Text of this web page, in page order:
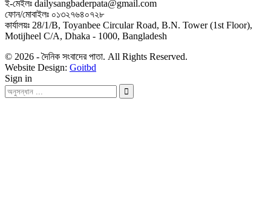
ই-মেইলঃ dailysangbaderpata@gmail.com
ফোন/মোবাইলঃ ০১৩২৭৬৪০৭২৮
কার্যালয়ঃ 28/1/B, Toyanbee Circular Road, B.N. Tower (1st Floor),
Motijheel C/A, Dhaka - 1000, Bangladesh
© 2026 - দৈনিক সংবাদের পাতা. All Rights Reserved.
Website Design: Goitbd
Sign in